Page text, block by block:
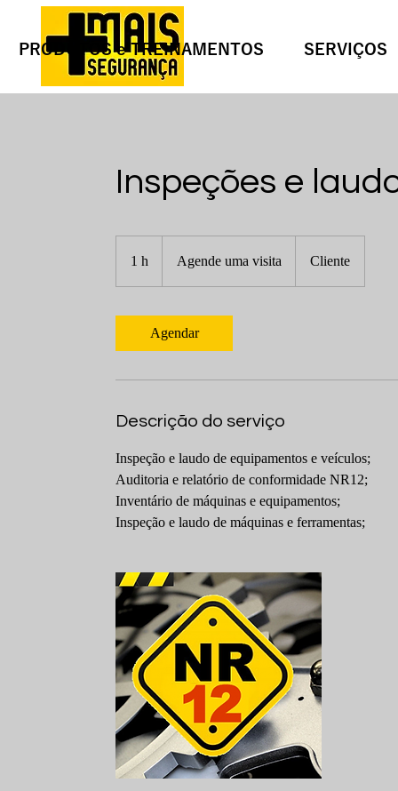
PRODUTOS e TREINAMENTOS SERVIÇOS
Inspeções e
1 h
visitaAgende uma visita Cliente
Agendar
Descrição do serviço
Inspeção e laudo de equipamentos e veículos;
Auditoria e relatório de conformidade NR12;
Inventário de máquinas e equipamentos;
Inspeção e laudo de máquinas e ferramentas;